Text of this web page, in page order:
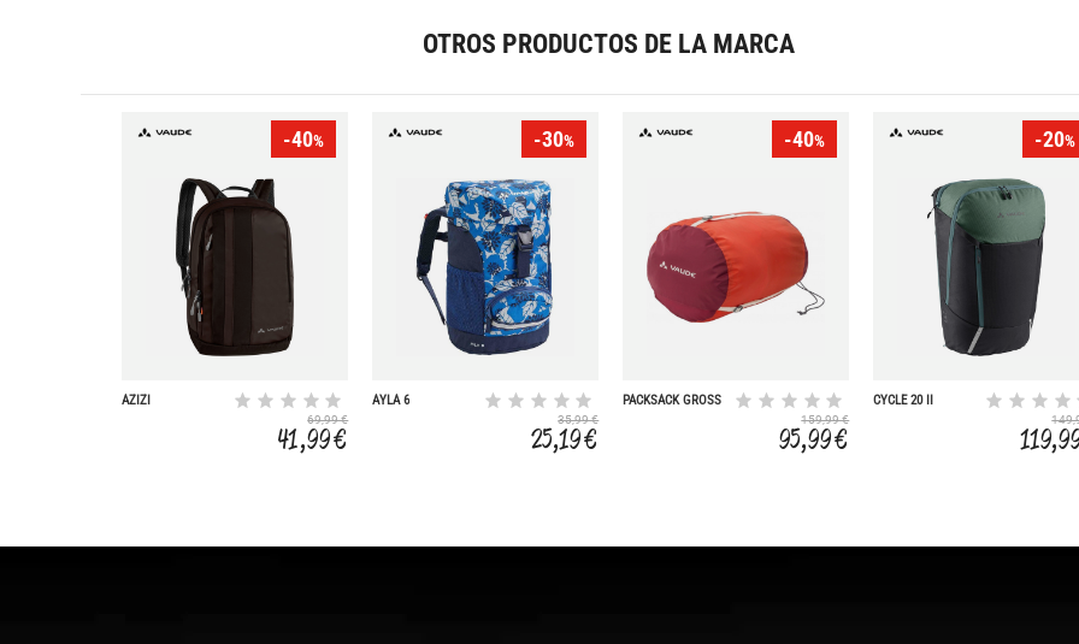
OTROS PRODUCTOS DE LA MARCA
-40%
AZIZI
69,99 €
41,99 €
-30%
AYLA 6
35,99 €
25,19 €
-40%
PACKSACK GROSS
159,99 €
95,99 €
-20%
CYCLE 20 II